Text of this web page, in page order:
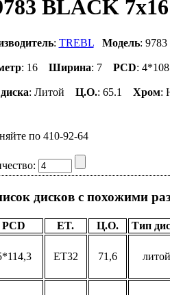
BLACK
: TREBL Модель:
: 16 Ширина: 7 PCD:
: Литой Ц.О.: 65.1 Хром:
по 410-92-64
дисков с похожими
PCD ET. Ц.О. Тип
ET32 71,6 литой